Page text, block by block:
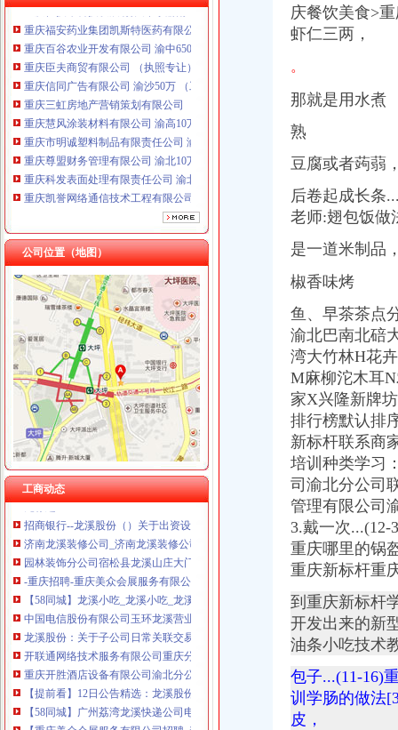
重庆福安药业集团凯斯特医药有限公司 渝新100万 （进出口权）
重庆百谷农业开发有限公司 渝中650万 （注册）
重庆臣夫商贸有限公司 （执照专让）
重庆信同广告有限公司 渝沙50万 （工商注册）
重庆三虹房地产营销策划有限公司
重庆慧风涂装材料有限公司 渝高10万 （工商注册）
重庆市明诚塑料制品有限责任公司 渝高100万 （进出口权）
重庆尊盟财务管理有限公司 渝北10万 （工商注册）
重庆科发表面处理有限责任公司 渝北800万 （进出口权）
重庆凯誉网络通信技术工程有限公司渝中分公司 （工商注册）
重庆佳技维科技发展有限公司 渝南100万 （进出口权）
重庆福安药业集团凯斯特医药有限公司 渝新100万 （进出口权）
重庆百谷农业开发有限公司 渝中650万 （注册）
公司位置（地图）
工商动态
龙溪开分公司
网络管理_重庆森山投资有限公司招聘信息—中华英才网
管接；接头；浮球阀；阀芯；阀杆；快开、阀芯；接头；液接头；.
User:DGideas/antiad/test/1/50-维基百科,自由的百科全书
粤大帮发家史：开场卖品
柏塘厂家_柏塘厂家/公司/柏塘供应商-阿里巴巴公司页
龙溪股份子公司员工的郁闷！！_龙溪股份（sh）_股吧_新浪股
昆明浩业物流有限公司经开分公司_页简介_地址电话-众网
无标题
招商银行--龙溪股份（）关于出资设立全资子公司的公告
济南龙溪装修公司_济南龙溪装修公司
园林装饰分公司宿松县龙溪山庄大门和商业街亮化材料采购招标公告
-重庆招聘-重庆美众会展服务有限公司2018招聘_搜狐教育_搜狐网
【58同城】龙溪小吃_龙溪小吃_龙溪有名的小吃
中国电信股份有限公司玉环龙溪营业厅联系方式_信用报告_工商信息-
龙溪股份：关于子公司日常关联交易的公告_龙溪股份（）_公
开联通网络技术服务有限公司重庆分公司
重庆开胜酒店设备有限公司渝北分公司
【提前看】12日公告精选：龙溪股份减持兴业证券185万股_证券时报网
【58同城】广州荔湾龙溪快递公司电话_快递价格_快专递
【重庆美众会展服务有限公司招聘_新招聘信息】-前程无忧官方招聘
【深圳市恒朋科技开发有限公司招聘_新招聘信息】-前程无忧官方招
庆餐饮美食>
虾仁三两，
。
那就是用水煮
熟
豆腐或者蒟蒻
后卷起成长条
老师:翅包饭做
是一道米制品
椒香味烤
鱼、早茶茶点
渝北巴南北碚
湾大竹林H花
M麻柳沱木耳
家X兴隆新牌
排行榜默认排
新标杆联系商
培训种类学习
司渝北分公司
管理有限公司
3.戴一次...(12-
重庆哪里的锅
重庆新标杆重
到重庆新标杆
开发出来的新
油条小吃技术
包子...(11-16)
训学肠的做法
皮，